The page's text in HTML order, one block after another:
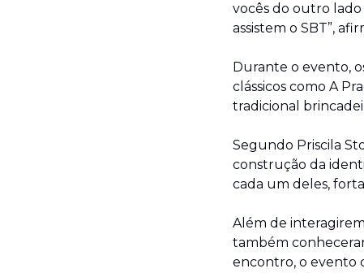
vocês do outro lado
assistem o SBT”,
Durante o evento,
clássicos como A
tradicional
Segundo Priscila
construção da
cada um deles,
Além de
também
encontro, o evento